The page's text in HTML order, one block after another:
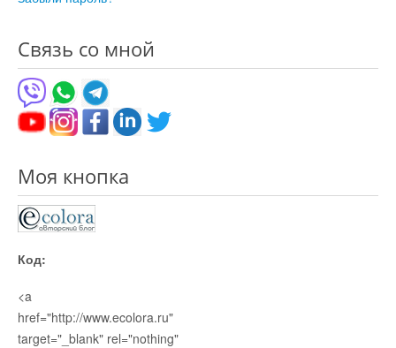
Связь со мной
Моя кнопка
Код:
<a
href="http://www.ecolora.ru"
target="_blank" rel="nothing"